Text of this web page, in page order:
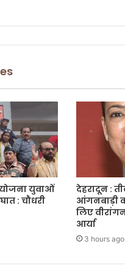
योजना युवाओं
: चौधरी
देहरादून :
आंगनबाड़ी
लिए
आर्या
3 hours ago